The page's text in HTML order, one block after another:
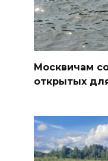
Москвичам
открытых